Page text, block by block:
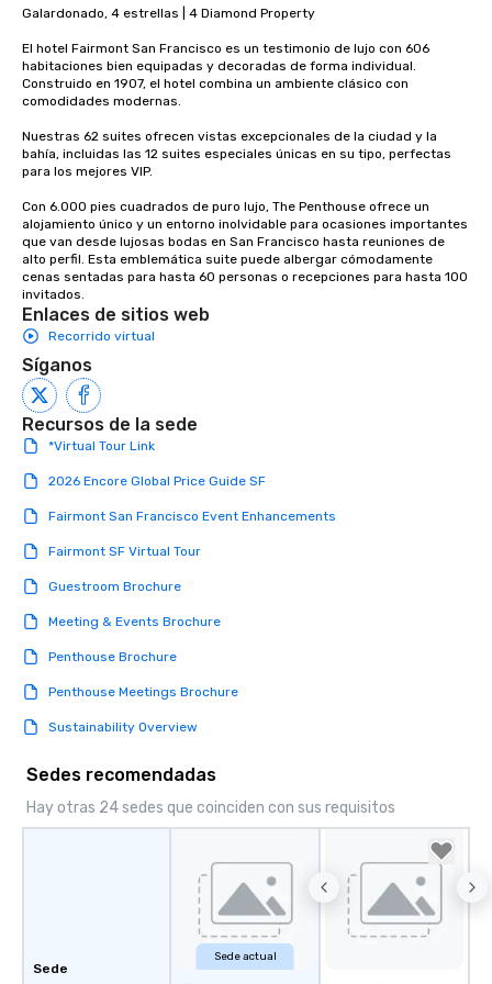
Galardonado, 4 estrellas | 4 Diamond Property
El hotel Fairmont San Francisco es un testimonio de lujo con 606
habitaciones bien equipadas y decoradas de forma individual.
Construido en 1907, el hotel combina un ambiente clásico con
comodidades modernas.
Nuestras 62 suites ofrecen vistas excepcionales de la ciudad y la
bahía, incluidas las 12 suites especiales únicas en su tipo, perfectas
para los mejores VIP.
Con 6.000 pies cuadrados de puro lujo, The Penthouse ofrece un
alojamiento único y un entorno inolvidable para ocasiones importantes
que van desde lujosas bodas en San Francisco hasta reuniones de
alto perfil. Esta emblemática suite puede albergar cómodamente
cenas sentadas para hasta 60 personas o recepciones para hasta 100
invitados.
Enlaces de sitios web
Recorrido virtual
Síganos
Recursos de la sede
*Virtual Tour Link
2026 Encore Global Price Guide SF
Fairmont San Francisco Event Enhancements
Fairmont SF Virtual Tour
Guestroom Brochure
Meeting & Events Brochure
Penthouse Brochure
Penthouse Meetings Brochure
Sustainability Overview
Sedes recomendadas
Hay otras 24 sedes que coinciden con sus requisitos
Sede
Sede actual